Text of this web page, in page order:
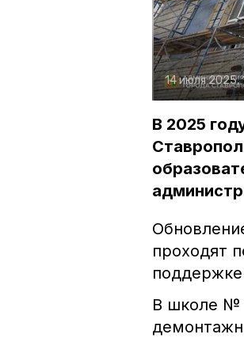
14 июля 2025,
В 2025
проходят
В школе №